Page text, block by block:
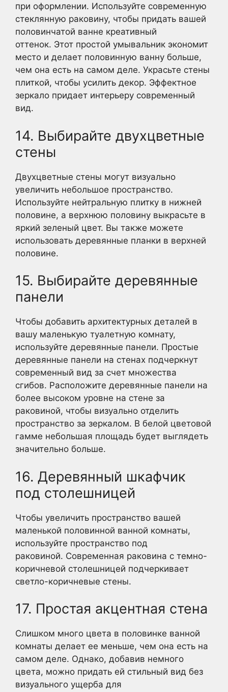
при оформлении. Используйте современную
стеклянную раковину, чтобы придать вашей
половинчатой ванне креативный
оттенок. Этот простой умывальник экономит
место и делает половинную ванну больше,
чем она есть на самом деле. Украсьте стены
плиткой, чтобы усилить декор. Эффектное
зеркало придает интерьеру современный
вид.
14. Выбирайте двухцветные
стены
Двухцветные стены могут визуально
увеличить небольшое пространство.
Используйте нейтральную плитку в нижней
половине, а верхнюю половину выкрасьте в
яркий зеленый цвет. Вы также можете
использовать деревянные планки в верхней
половине.
15. Выбирайте деревянные
панели
Чтобы добавить архитектурных деталей в
вашу маленькую туалетную комнату,
используйте деревянные панели. Простые
деревянные панели на стенах подчеркнут
современный вид за счет множества
сгибов. Расположите деревянные панели на
более высоком уровне на стене за
раковиной, чтобы визуально отделить
пространство за зеркалом. В белой цветовой
гамме небольшая площадь будет выглядеть
значительно больше.
16. Деревянный шкафчик
под столешницей
Чтобы увеличить пространство вашей
маленькой половинной ванной комнаты,
используйте пространство под
раковиной. Современная раковина с темно-
коричневой столешницей подчеркивает
светло-коричневые стены.
17. Простая акцентная стена
Слишком много цвета в половинке ванной
комнаты делает ее меньше, чем она есть на
самом деле. Однако, добавив немного
цвета, можно придать ей стильный вид без
визуального ущерба для